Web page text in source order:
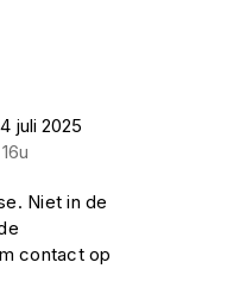
juli 2025
Niet in de
contact op